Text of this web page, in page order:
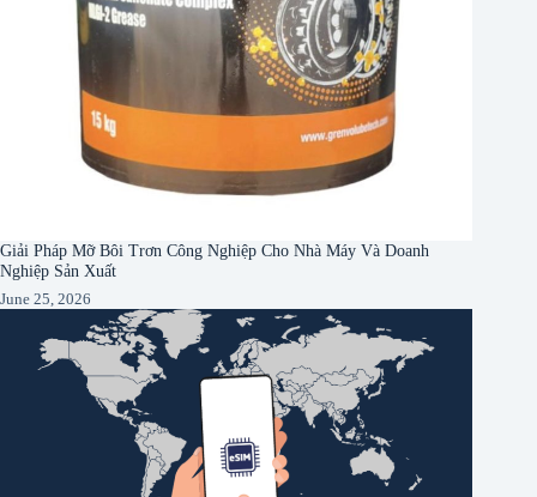
Giải Pháp Mỡ Bôi Trơn Công Nghiệp Cho Nhà Máy Và Doanh
Nghiệp Sản Xuất
June 25, 2026